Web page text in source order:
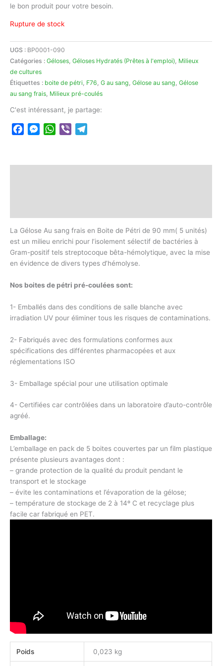
le bon produit pour votre besoin.
Rupture de stock
UGS : BP0001-090
Catégories : Géloses Géloses Hydratés (Prêtes à l'emploi) Milieux
de cultures
Étiquettes : boite de pétri F76 G au sang Gélose au sang Gélose
au sang frais Milieux pré-coulés
C'est intéressant, je partage:
FacebookMessenger
WhatsApp
Viber
La Gélose Au sang frais en Boite de Pétri de 90 mm( 5 unités)
est un milieu enrichi pour l’isolement sélectif de bactéries à
Gram-positif tels streptocoque bêta-hémolytique, avec la mise
en évidence de divers types d’hémolyse.
Nos boites de pétri pré-coulées sont:
1- Emballés dans des conditions de salle blanche avec
irradiation UV pour éliminer tous les risques de contaminations.
2- Fabriqués avec des formulations conformes aux
spécifications des différentes pharmacopées et aux
réglementations ISO
3- Emballage spécial pour une utilisation optimale
4- Certifiées car contrôlées dans un laboratoire d’auto-contrôle
agréé.
Emballage:
L’emballage en pack de 5 boites couvertes par un film plastique
présente plusieurs avantages dont :
– grande protection de la qualité du produit pendant le
transport et le stockage
– évite les contaminations et l’évaporation de la gélose;
– température de stockage de 2 à 14º C et recyclage plus
facile car fabriqué en PET.
Poids 0,023 kg